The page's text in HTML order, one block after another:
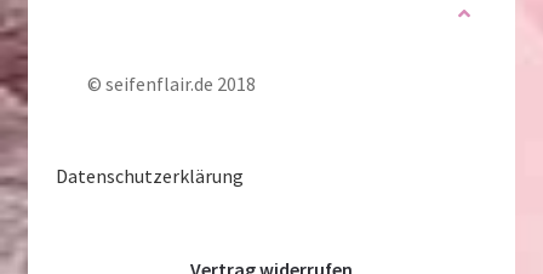
© seifenflair.de 2018
Datenschutzerklärung
Vertrag widerrufen